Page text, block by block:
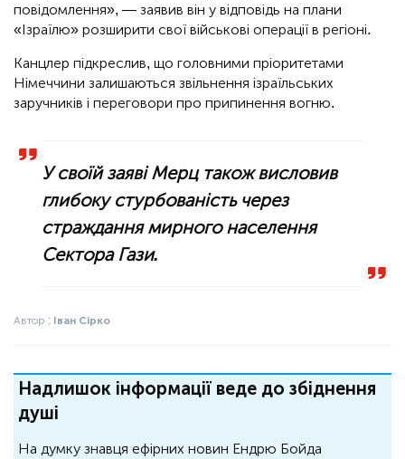
повідомлення», — заявив він у відповідь на плани
«Ізраїлю» розширити свої військові операції в регіоні.
Канцлер підкреслив, що головними пріоритетами
Німеччини залишаються звільнення ізраїльських
заручників і переговори про припинення вогню.
У своїй заяві Мерц також висловив
глибоку стурбованість через
страждання мирного населення
Сектора Гази.
Автор : Іван Сірко
Надлишок інформації веде до збіднення
душі
На думку знавця ефірних новин Ендрю Бойда